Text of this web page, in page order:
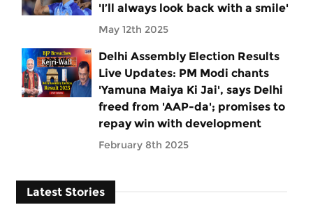
'I’ll always look back with a smile'
May 12th 2025
Delhi Assembly Election Results
Live Updates: PM Modi chants
'Yamuna Maiya Ki Jai', says Delhi
freed from 'AAP-da'; promises to
repay win with development
February 8th 2025
Latest Stories